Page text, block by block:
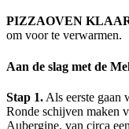
PIZZAOVEN
om voor te verwarmen.
Aan de slag met de
Stap 1. Als eerste gaan
Ronde schijven maken
Aubergine, van circa